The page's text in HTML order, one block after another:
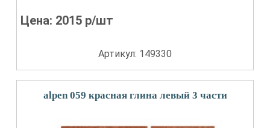
Цена: 2015 р/шт
Артикул: 149330
alpen 059 красная глина левый 3 части